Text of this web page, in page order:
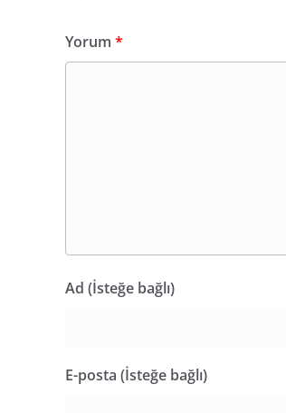
Yorum *
Ad (İsteğe bağlı)
E-posta (İsteğe bağlı)